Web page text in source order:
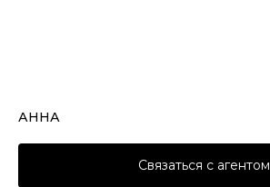
АННА
Связаться с агентом